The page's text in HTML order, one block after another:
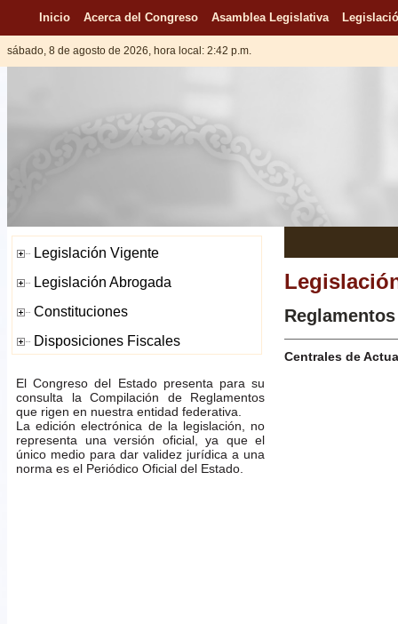
Inicio Acerca del Congreso Asamblea Legislativa
sábado, 8 de agosto de 2026, hora local: 2:42 p.m.
El Congreso del Estado presenta para su
consulta la Compilación de Reglamentos
que rigen en nuestra entidad federativa.
La edición electrónica de la legislación, no
representa una versión oficial, ya que el
único medio para dar validez jurídica a una
norma es el Periódico Oficial del Estado.
Reglamentos
Centrales de